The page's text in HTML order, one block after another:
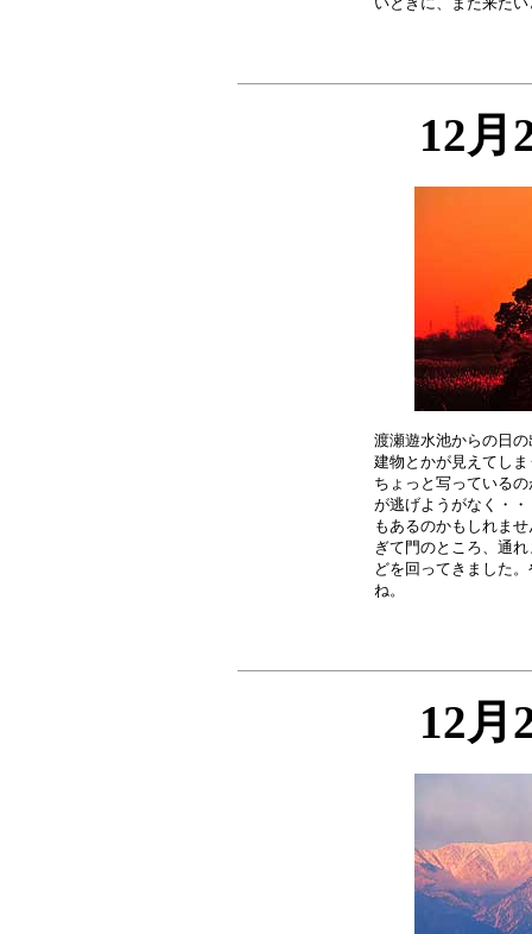
12月
渡瀬遊水池からの日
建物とかが見えてし
ちょっと写っている
が逃げようがなく・
もあるのかもしれま
ぎて門のところ、通
どを回ってきました
12月